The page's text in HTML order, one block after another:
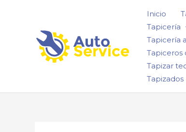
Inicio
Tapicería
Tapicería
Tapiceros
Tapizar